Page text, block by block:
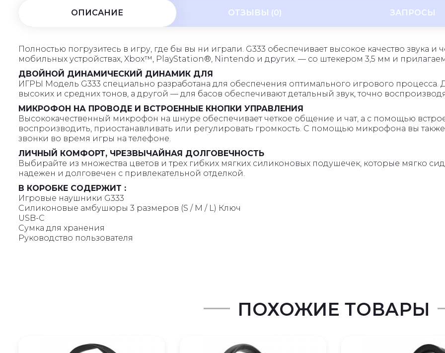
ОПИСАНИЕ ОТЗЫВЫ (0) ЗАПРОСЫ
Полностью погрузитесь в игру, где бы вы ни играли. G333 обеспечивает высокое качество звука и
мобильных устройствах, Xbox™, PlayStation®, Nintendo и других. — со штекером 3,5 мм и
ДВОЙНОЙ ДИНАМИЧЕСКИЙ ДИНАМИК ДЛЯ
ИГРЫ Модель G333 специально разработана для обеспечения оптимального игрового
высоких и средних тонов, а другой — для басов обеспечивают детальный звук, точно
МИКРОФОН НА ПРОВОДЕ И ВСТРОЕННЫЕ КНОПКИ УПРАВЛЕНИЯ
Высококачественный микрофон на шнуре обеспечивает четкое общение и чат, а с помощью
воспроизводить, приостанавливать или регулировать громкость. С помощью микрофона вы
звонки во время игры на телефоне.
ЛИЧНЫЙ КОМФОРТ, ЧРЕЗВЫЧАЙНАЯ ДОЛГОВЕЧНОСТЬ
Выбирайте из множества цветов и трех гибких мягких силиконовых подушечек, которые мягко
надежен и долговечен с привлекательной отделкой.
В КОРОБКЕ СОДЕРЖИТ :
Игровые наушники G333
Силиконовые амбушюры 3 размеров (S / M / L) Ключ
USB-C
Сумка для хранения
Руководство пользователя
ПОХОЖИЕ ТОВАРЫ